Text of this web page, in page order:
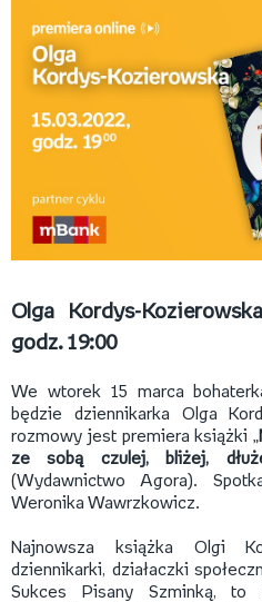
Olga Kordys-
godz. 19:00
We wtorek 15 marca
będzie dziennikarka Olga
rozmowy jest premiera książki „
ze sobą czulej, bliżej,
(Wydawnictwo Agora).
Weronika Wawrzkowicz.
Najnowsza książka Olgi
dziennikarki, działaczki
Sukces Pisany Szminką, to